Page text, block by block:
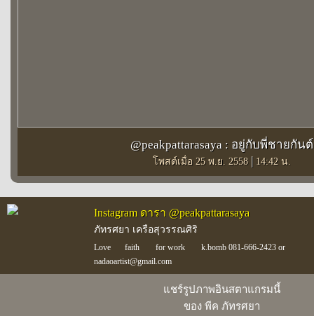
@peakpattarasaya : อยู่กับพี่ชายกันต์
โพสต์เมื่อ 25 พ.ย. 2558 | 14:42 น.
Instagram ดารา @peakpattarasaya
ภัทรศยา เครือสุวรรณศิริ
Love faith for work
k.bomb 081-666-2423 or
nadaoartist@gmail.com
แชร์รูปภาพอินสตาแกรมนี้
ของ พีค ภัทรศยา